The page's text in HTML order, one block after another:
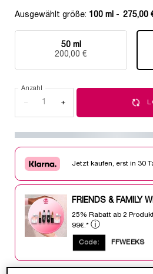
Ausgewählt größe: 100 ml - 275,00
Ausgewählt
50 ml
200,00 €
, 1 von 2
−
Anzahl
+
Jetzt kaufen, erst in 30
FRIENDS & FAMILY
25% Rabatt ab 2
99€.* ⓘ
Code: FFWEEKS